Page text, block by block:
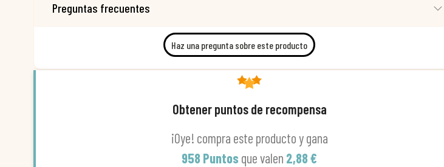
Preguntas frecuentes
Haz una pregunta sobre este producto
Obtener puntos de recompensa
¡Oye! compra este producto y gana
958 Puntos que valen 2,88 €